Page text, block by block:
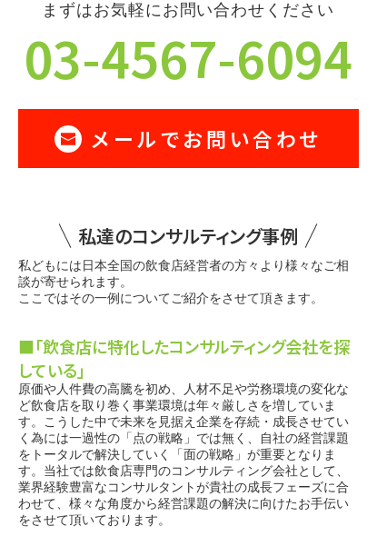
まずはお気軽にお問い合わせください
03-4567-6094
メールでお問い合わせ
私達のコンサルティング事例
私どもには日本全国の飲食店経営者の方々より様々なご相
談が寄せられます。
ここではその一例についてご紹介をさせて頂きます。
■「飲食店に特化したコンサルティング会社を探
している」
原価や人件費の高騰を初め、人材不足や労務環境の変化な
ど飲食店を取り巻く事業環境は年々厳しさを増していま
す。こうした中で未来を見据え企業を存続・成長させてい
く為には一過性の「点の戦略」では無く、自社の経営課題
をトータルで解決していく「面の戦略」が重要となりま
す。当社では飲食店専門のコンサルティング会社として、
業界経験豊富なコンサルタントが貴社の成長フェーズに合
わせて、様々な角度から経営課題の解決に向けたお手伝い
をさせて頂いております。